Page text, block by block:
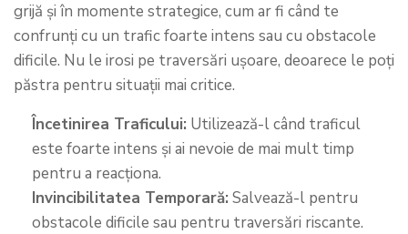
grijă și în momente strategice, cum ar fi când te
confrunți cu un trafic foarte intens sau cu obstacole
dificile. Nu le irosi pe traversări ușoare, deoarece le poți
păstra pentru situații mai critice.
Încetinirea Traficului: Utilizează-l când traficul
este foarte intens și ai nevoie de mai mult timp
pentru a reacționa.
Invincibilitatea Temporară: Salvează-l pentru
obstacole dificile sau pentru traversări riscante.